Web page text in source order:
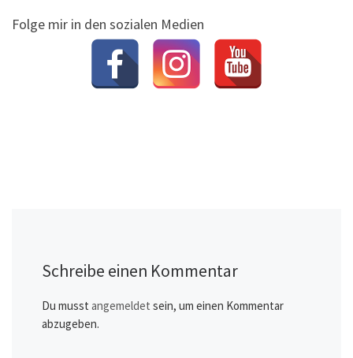
Folge mir in den sozialen Medien
Schreibe einen Kommentar
Du musst angemeldet sein, um einen Kommentar
abzugeben.